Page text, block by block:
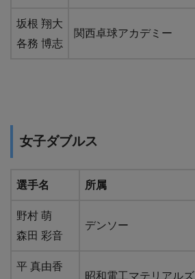
坂根 翔大
各務 博志
関西卓球アカデミー
女子ダブルス
選手名 所属
野村 萌
森田 彩音
デンソー
平 真由香
昭和電工マテリアルズ